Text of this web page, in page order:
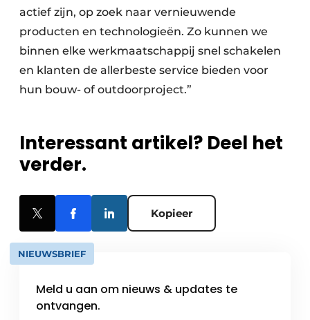
actief zijn, op zoek naar vernieuwende
producten en technologieën. Zo kunnen we
binnen elke werkmaatschappij snel schakelen
en klanten de allerbeste service bieden voor
hun bouw- of outdoorproject.”
Interessant artikel? Deel het
verder.
Kopieer
NIEUWSBRIEF
Meld u aan om nieuws & updates te
ontvangen.